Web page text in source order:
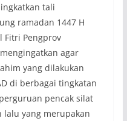
tali
ramadan 1447 H
Fitri Pengprov
mengingatkan agar
yang dilakukan
di berbagai tingkatan
pencak silat
yang merupakan